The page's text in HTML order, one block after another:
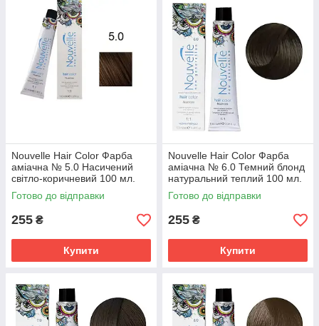
Nouvelle Hair Color Фарба
аміачна № 5.0 Насичений
світло-коричневий 100 мл.
Готово до відправки
255 ₴
Купити
Nouvelle Hair Color Фарба
аміачна № 6.0 Темний блонд
натуральний теплий 100 мл.
Готово до відправки
255 ₴
Купити